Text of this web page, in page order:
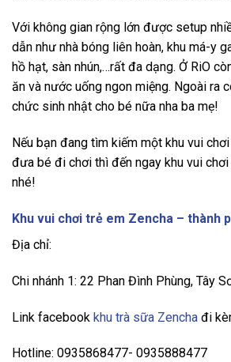
Với không gian rộng lớn được setup
dẫn như nhà bóng liên hoàn, khu má-y
hồ hạt, sàn nhún,…rất đa dạng. Ở RiO
ăn và nước uống ngon miệng. Ngoài ra
chức sinh nhật cho bé nữa nha ba mẹ!
Nếu bạn đang tìm kiếm một khu vui
đưa bé đi chơi thì đến ngay khu vui
nhé!
Khu vui chơi trẻ em Zencha – thành
Địa chỉ:
Chi nhánh 1: 22 Phan Đình Phùng, Tây
Link facebook khu trà sữa Zencha đi
Hotline: 0935868477- 0935888477